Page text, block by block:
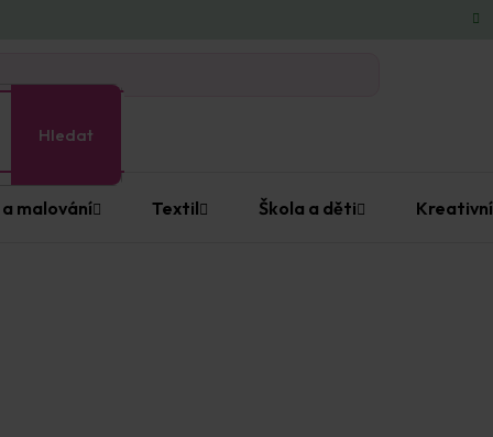
Hledat
malování Textil Škola a děti